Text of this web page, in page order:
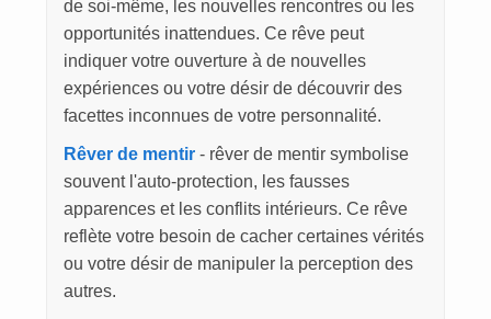
de soi-même, les nouvelles rencontres ou les
opportunités inattendues. Ce rêve peut
indiquer votre ouverture à de nouvelles
expériences ou votre désir de découvrir des
facettes inconnues de votre personnalité.
Rêver de mentir- rêver de mentir symbolise
souvent l'auto-protection, les fausses
apparences et les conflits intérieurs. Ce rêve
reflète votre besoin de cacher certaines vérités
ou votre désir de manipuler la perception des
autres.